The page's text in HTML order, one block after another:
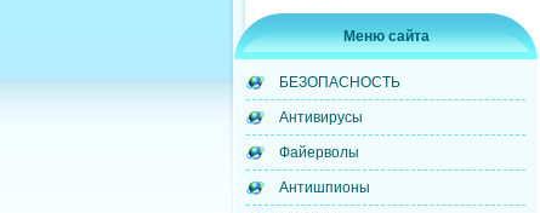
Меню сайта
БЕЗОПАСНОСТЬ
Антивирусы
Файерволы
Антишпионы